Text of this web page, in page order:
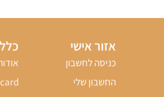
אזור אישי
כניסה לחשבון
החשבון שלי